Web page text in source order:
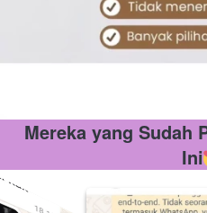
Mereka yang Sudah
Ini